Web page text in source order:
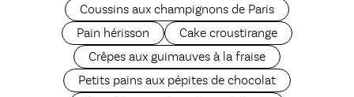
Coussins aux champignons de Paris
Pain hérisson
Cake croustirange
Crêpes aux guimauves à la fraise
Petits pains aux pépites de chocolat